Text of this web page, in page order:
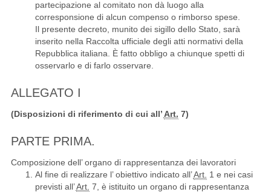
partecipazione al comitato non dà luogo alla
corresponsione di alcun compenso o rimborso spese.
Il presente decreto, munito dei sigillo dello Stato, sarà
inserito nella Raccolta ufficiale degli atti normativi della
Repubblica italiana. È fatto obbligo a chiunque spetti di
osservarlo e di farlo osservare.
ALLEGATO I
(Disposizioni di riferimento di cui all’ Art. 7)
PARTE PRIMA.
Composizione dell’ organo di rappresentanza dei lavoratori
Al fine di realizzare l’ obiettivo indicato all’Art. 1 e nei casi
previsti all’Art. 7, è istituito un organo di rappresentanza